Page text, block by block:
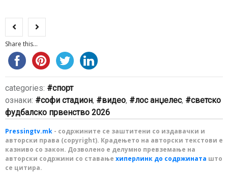
Share this...
categories:
спорт
ознаки:
софи стадион, видео, лос анџелес,
светско
фудбалско првенство 2026
Pressingtv.mk - содржините се заштитени со издавачки и
авторски права (copyright). Крадењето на авторски текстови е
казниво со закон. Дозволено е делумно превземање на
авторски содржини со ставање хиперлинк до содржината што
се цитира.